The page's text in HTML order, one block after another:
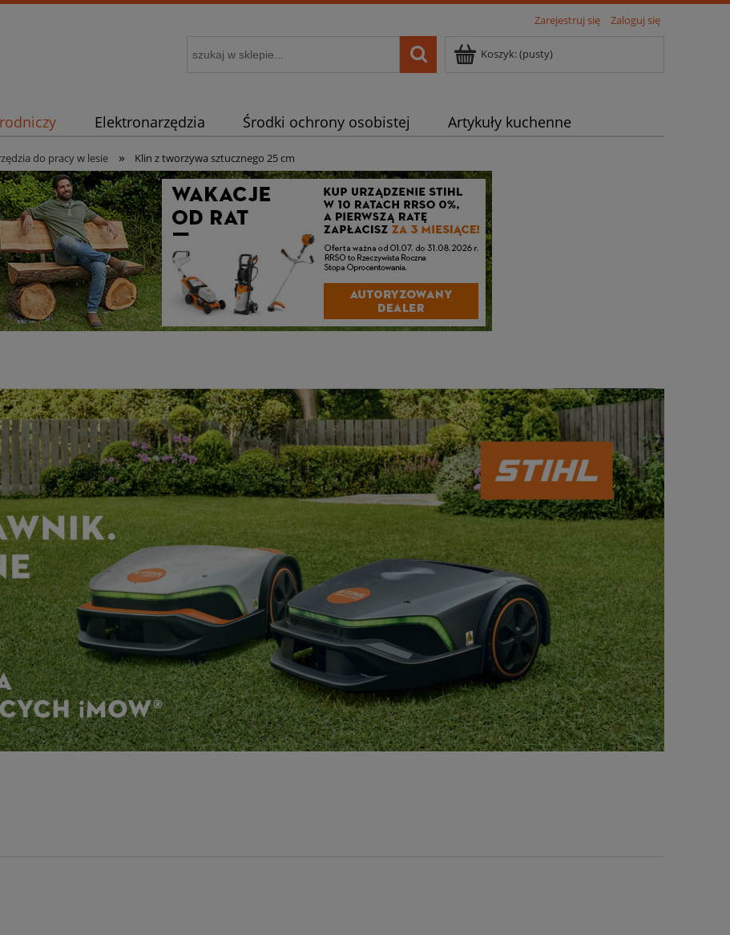
Zarejestruj się Zaloguj się
Koszyk:(pusty)
Elektronarzędzia Środki ochrony osobistej
Artykuły kuchenne
zamienne Porady Artykuły dla fanów STIHL
do pracy w lesie » Klin z tworzywa sztucznego 25 cm